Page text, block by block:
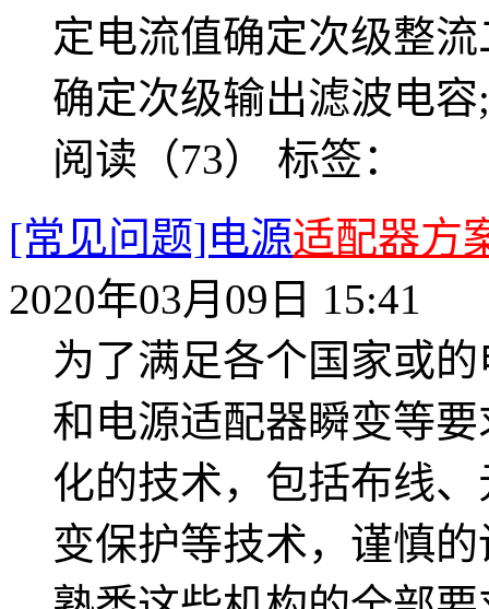
定电流值确定次级整
确定次级输出滤波电
阅读（73） 标签：
[常见问题]电源适配器方
2020年03月09日 15:41
为了满足各个国家或
和电源适配器瞬变等
化的技术，包括布线
变保护等技术，谨慎